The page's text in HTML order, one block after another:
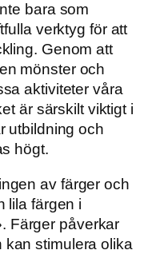
bara som
verktyg för att
Genom att
mönster och
aktiviteter våra
är särskilt viktigt i
utbildning och
högt.
av färger och
lila färgen i
Färger påverkar
stimulera olika